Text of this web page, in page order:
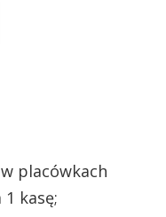
placówkach
kasę;